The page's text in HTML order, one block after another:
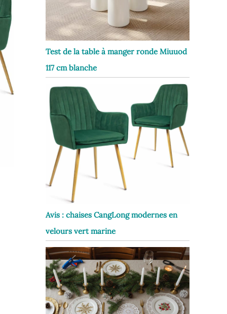
Test de la table à manger ronde Miuuod
117 cm blanche
Avis : chaises CangLong modernes en
velours vert marine